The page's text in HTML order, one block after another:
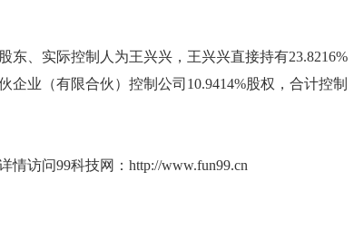
、实际控制人为王兴兴，王兴兴直接持有23.8216%
企业（有限合伙）控制公司10.9414%股权，合计控制
情访问99科技网： http://www.fun99.cn